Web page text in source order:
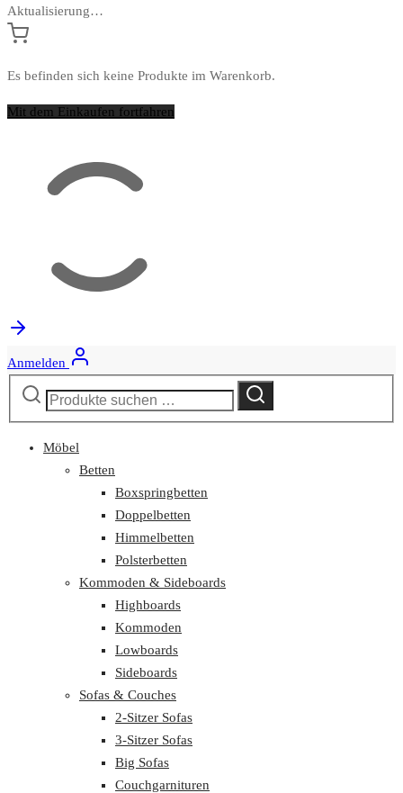
Aktualisierung…
Es befinden sich keine Produkte im Warenkorb.
Mit dem Einkaufen fortfahren
Anmelden
Suchen
Suchen
Möbel
Betten
Boxspringbetten
Doppelbetten
Himmelbetten
Polsterbetten
Kommoden & Sideboards
Highboards
Kommoden
Lowboards
Sideboards
Sofas & Couches
2-Sitzer Sofas
3-Sitzer Sofas
Big Sofas
Couchgarnituren